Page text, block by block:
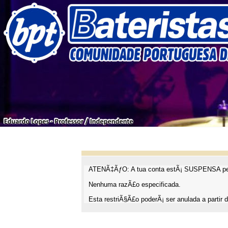
ATENÃ‡ÃƒO: A tua conta estÃ¡ SUSPENSA
Nenhuma razÃ£o especificada.
Esta restriÃ§Ã£o poderÃ¡ ser anulada a partir